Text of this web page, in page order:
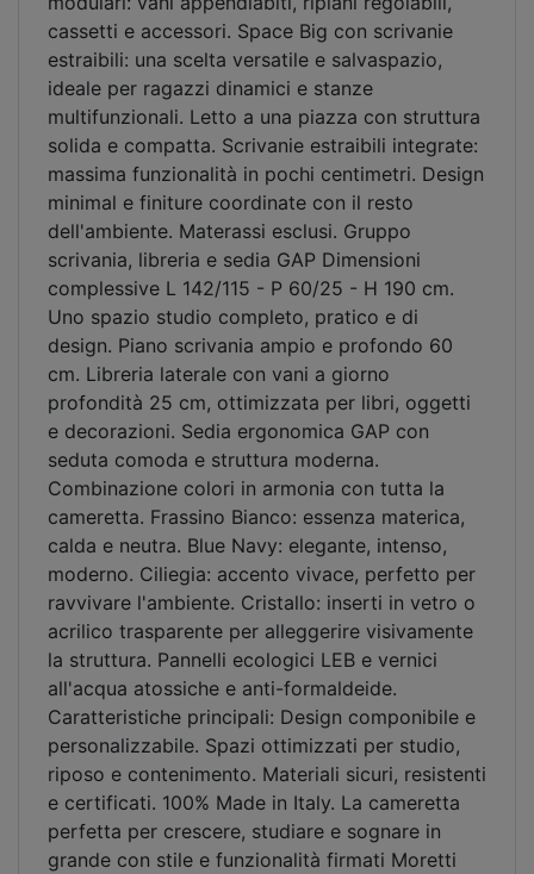
cassetti e accessori. Space Big con scrivanie
estraibili: una scelta versatile e salvaspazio,
ideale per ragazzi dinamici e stanze
multifunzionali. Letto a una piazza con struttura
solida e compatta. Scrivanie estraibili integrate:
massima funzionalità in pochi centimetri. Design
minimal e finiture coordinate con il resto
dell'ambiente. Materassi esclusi. Gruppo
scrivania, libreria e sedia GAP Dimensioni
complessive L 142/115 - P 60/25 - H 190 cm.
Uno spazio studio completo, pratico e di
design. Piano scrivania ampio e profondo 60
cm. Libreria laterale con vani a giorno
profondità 25 cm, ottimizzata per libri, oggetti
e decorazioni. Sedia ergonomica GAP con
seduta comoda e struttura moderna.
Combinazione colori in armonia con tutta la
cameretta. Frassino Bianco: essenza materica,
calda e neutra. Blue Navy: elegante, intenso,
moderno. Ciliegia: accento vivace, perfetto per
ravvivare l'ambiente. Cristallo: inserti in vetro o
acrilico trasparente per alleggerire visivamente
la struttura. Pannelli ecologici LEB e vernici
all'acqua atossiche e anti-formaldeide.
Caratteristiche principali: Design componibile e
personalizzabile. Spazi ottimizzati per studio,
riposo e contenimento. Materiali sicuri, resistenti
e certificati. 100% Made in Italy. La cameretta
perfetta per crescere, studiare e sognare in
grande con stile e funzionalità firmati Moretti